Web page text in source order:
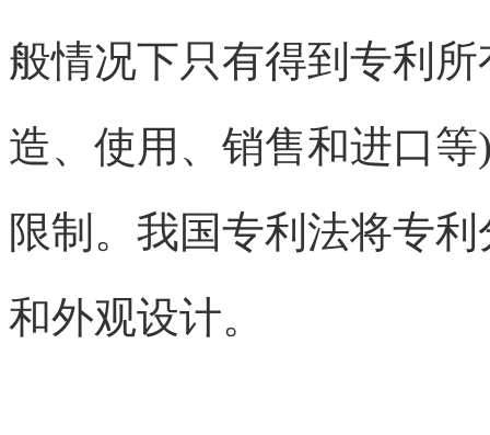
般情况下只有得到专利
造、使用、销售和进口
限制。我国专利法将专
和外观设计。